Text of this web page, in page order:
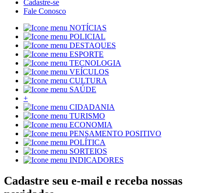
Cadastre-se
Fale Conosco
NOTÍCIAS
POLICIAL
DESTAQUES
ESPORTE
TECNOLOGIA
VEÍCULOS
CULTURA
SAÚDE
+
CIDADANIA
TURISMO
ECONOMIA
PENSAMENTO POSITIVO
POLÍTICA
SORTEIOS
INDICADORES
Cadastre seu e-mail e receba nossas